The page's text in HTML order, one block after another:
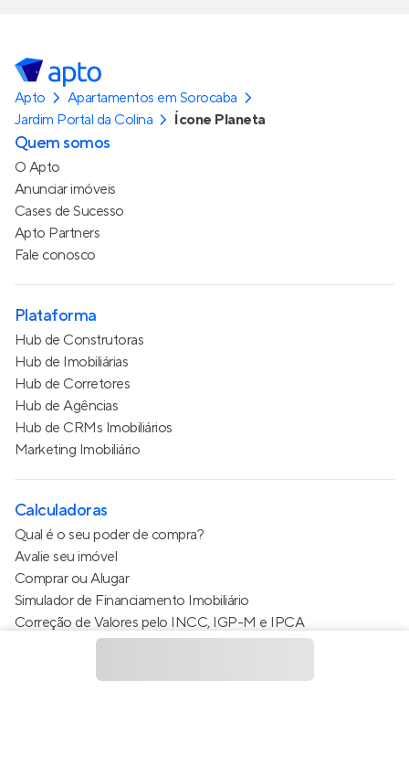
Apto
Apartamentos em Sorocaba
Jardim Portal da Colina
Ícone Planeta
Quem somos
O Apto
Anunciar imóveis
Cases de Sucesso
Apto Partners
Fale conosco
Plataforma
Hub de Construtoras
Hub de Imobiliárias
Hub de Corretores
Hub de Agências
Hub de CRMs Imobiliários
Marketing Imobiliário
Calculadoras
Qual é o seu poder de compra?
Avalie seu imóvel
Comprar ou Alugar
Simulador de Financiamento Imobiliário
Correção de Valores pelo INCC, IGP-M e IPCA
Estimativa de valor do condomínio